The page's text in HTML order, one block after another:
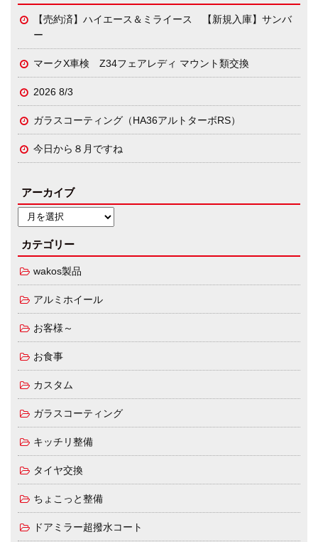
【売約済】ハイエース＆ミライース 【新規入庫】サンバ
ー
マークX車検 Z34フェアレディ マウント類交換
2026 8/3
ガラスコーティング（HA36アルトターボRS）
今日から８月ですね
アーカイブ
カテゴリー
wakos製品
アルミホイール
お客様～
お食事
カスタム
ガラスコーティング
キッチリ整備
タイヤ交換
ちょこっと整備
ドアミラー超撥水コート